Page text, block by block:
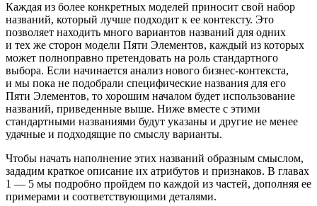
Каждая из более конкретных моделей приносит свой набор
названий, который лучше подходит к ее контексту. Это
позволяет находить много вариантов названий для одних
и тех же сторон модели Пяти Элементов, каждый из которых
может полноправно претендовать на роль стандартного
выбора. Если начинается анализ нового бизнес-контекста,
и мы пока не подобрали специфические названия для его
Пяти Элементов, то хорошим началом будет использование
названий, приведенные выше. Ниже вместе с этими
стандартными названиями будут указаны и другие не менее
удачные и подходящие по смыслу варианты.
Чтобы начать наполнение этих названий образным смыслом,
зададим краткое описание их атрибутов и признаков. В главах
1 — 5 мы подробно пройдем по каждой из частей, дополняя ее
примерами и соответствующими деталями.